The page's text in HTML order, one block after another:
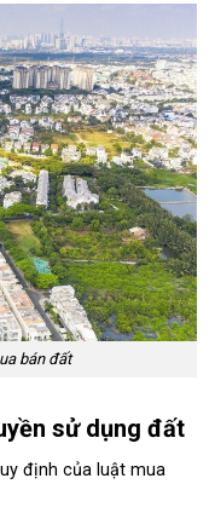
bán đất
sử dụng đất
định của luật mua